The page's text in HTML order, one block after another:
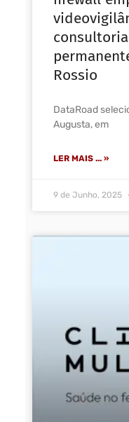
Rossio
DataRoad
Augusta, em
LER MAIS ... »
9 de Junho, 2025